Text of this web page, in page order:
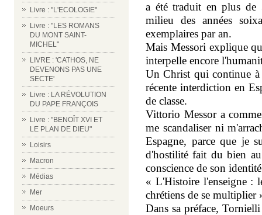
Livre : "L'ECOLOGIE"
Livre : "LES ROMANS
DU MONT SAINT-
MICHEL"
LIVRE : 'CATHOS, NE
DEVENONS PAS UNE
SECTE'
Livre : LA RÉVOLUTION
DU PAPE FRANÇOIS
Livre : "BENOÎT XVI ET
LE PLAN DE DIEU"
Loisirs
Macron
Médias
Mer
Moeurs
a été traduit en plus de
milieu des années
exemplaires par an.
Mais Messori explique
interpelle encore
Un Christ qui continue à
récente interdiction en
de classe.
Vittorio Messor a
me scandaliser ni
Espagne, parce que je
d'hostilité fait du bien
conscience de son
« L'Histoire l'enseigne :
chrétiens de se multiplier
Dans sa préface,